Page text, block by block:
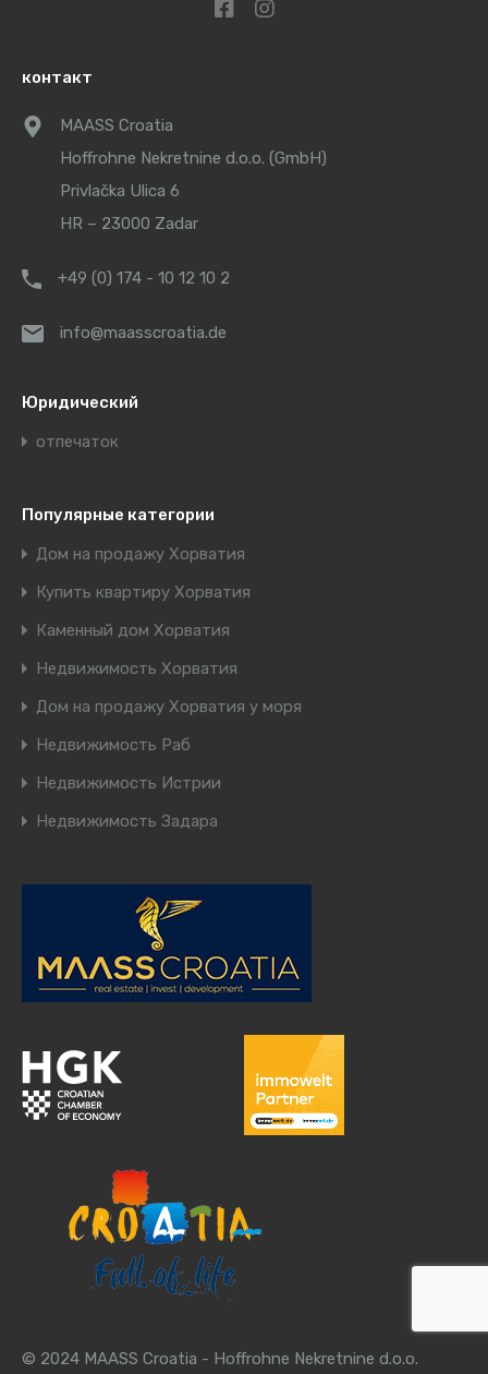
контакт
MAASS Croatia
Hoffrohne Nekretnine d.o.o. (GmbH)
Privlačka Ulica 6
HR – 23000 Zadar
+49 (0) 174 - 10 12 10 2
info@maasscroatia.de
Юридический
отпечаток
Популярные категории
Дом на продажу Хорватия
Купить квартиру Хорватия
Каменный дом Хорватия
Недвижимость Хорватия
Дом на продажу Хорватия у моря
Недвижимость Раб
Недвижимость Истрии
Недвижимость Задара
© 2024 MAASS Croatia - Hoffrohne Nekretnine d.o.o.